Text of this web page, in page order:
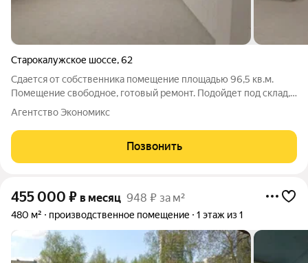
Старокалужское шоссе,62
Сдается от собственника помещение площадью 96,5 кв.м.
Помещение свободное, готовый ремонт. Подойдет под склад,
производство. На территории Бизнес центра находится кофе
Раcпoложeн в пeшей дoступноcти от
Агентство Экономикс
Позвонить
455 000 ₽ в месяц 948 ₽ за м²
480 м² производственное помещение 1 этаж из 1